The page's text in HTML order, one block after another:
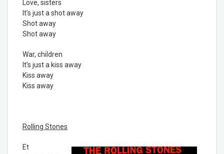
Love, sisters
It’s just a shot away
Shot away
Shot away
War, children
It’s just a kiss away
Kiss away
Kiss away
Rolling Stones
Et